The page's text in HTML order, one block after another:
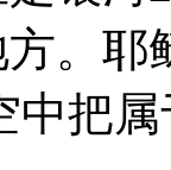
。耶
中把